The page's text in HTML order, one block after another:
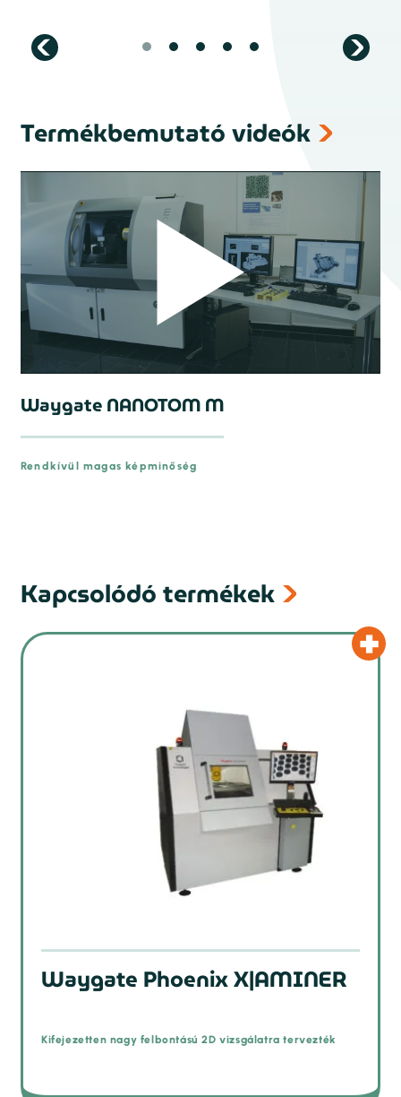
Termékbemutató videók
Waygate NANOTOM M
Rendkívül magas képminőség
Kapcsolódó termékek
Waygate Phoenix X|AMINER
Kifejezetten nagy felbontású 2D vizsgálatra tervezték